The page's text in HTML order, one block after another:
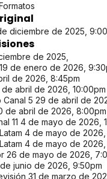
diciembre de 2025,
de 2025,
de enero de 2026,
de 2026, 8:45pm
abril de 2026, 10:00pm
Canal 5 29 de abril de
de abril de 2026, 8:00pm
11 4 de mayo de 2026,
4 de mayo de 2026,
4 de mayo de 2026,
26 de mayo de 2026,
junio de 2026, 9:50pm
31 de marzo de